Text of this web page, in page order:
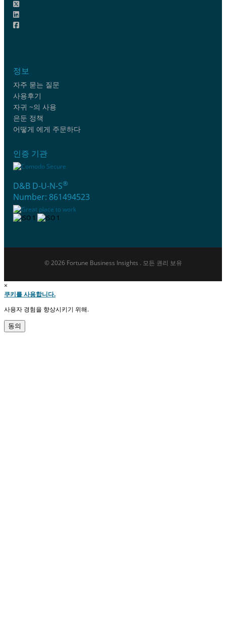
정보
자주 묻는 질문
사용후기
자귀 ~의 사용
은둔 정책
어떻게 에게 주문하다
인증 기관
D&B D-U-N-S®
Number: 861494523
© 2026 Fortune Business Insights . 모든 권리 보유
×
쿠키를 사용합니다.
사용자 경험을 향상시키기 위해.
동의